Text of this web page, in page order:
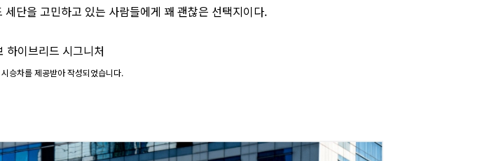
단을 고민하고 있는 사람들에게 꽤 괜찮은 선택지이다.
하이브리드 시그니처
승차를 제공받아 작성되었습니다.